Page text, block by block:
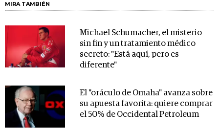
MIRA TAMBIÉN
Michael Schumacher, el misterio
sin fin y un tratamiento médico
secreto: "Está aquí, pero es
diferente"
El "oráculo de Omaha" avanza sobre
su apuesta favorita: quiere comprar
el 50% de Occidental Petroleum